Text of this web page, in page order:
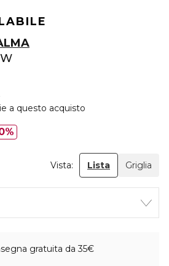
a questo acquisto
Vista: Lista Griglia
gratuita da 35€